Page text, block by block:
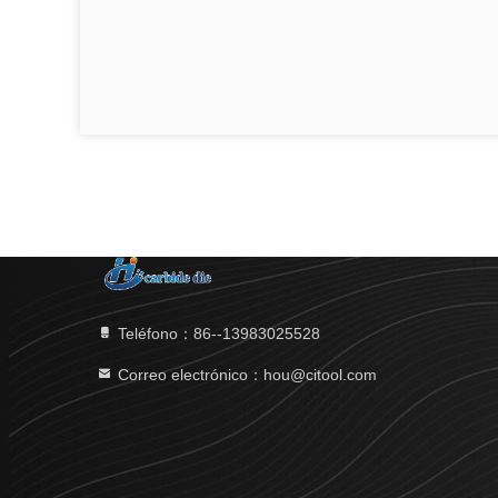
Teléfono：86--13983025528
Correo electrónico：hou@citool.com